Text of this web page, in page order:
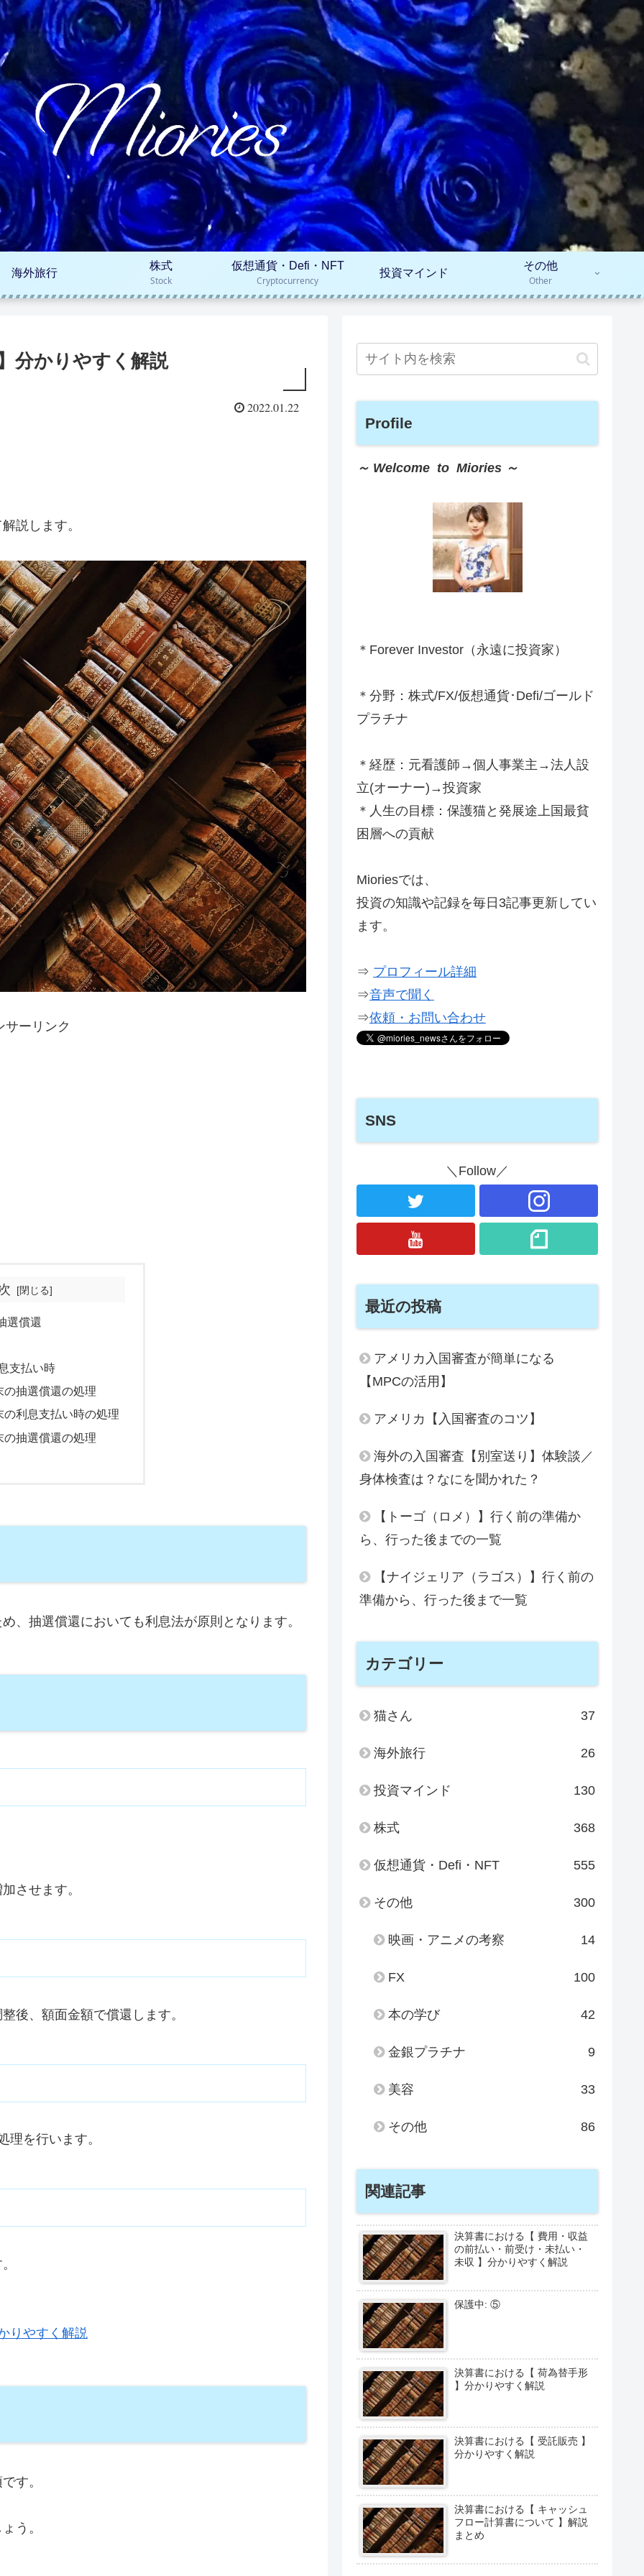
海外旅行
株式
Stock
仮想通貨・Defi・NFT
Cryptocurrency
投資マインド
その他
Other
分かりやすく解説
2022.01.22
説します。
サーリンク
選償還
支払い時
の抽選償還の処理
の利息支払い時の処理
の抽選償還の処理
、抽選償還においても利息法が原則となります。
させます。
後、額面金額で償還します。
理を行います。
りやすく解説
す。
う。
Profile
～ Welcome to Miories ～
＊Forever Investor （永遠に投資家）
＊分野：株式/FX/仮想通貨･Defi/ゴールド
プラチナ
＊経歴：元看護師→個人事業主→法人設
立(オーナー)→投資家
＊人生の目標：保護猫と発展途上国最貧
困層への貢献
Mioriesでは、
投資の知識や記録を毎日3記事更新してい
ます。
⇒ プロフィール詳細
⇒音声で聞く
⇒依頼・お問い合わせ
SNS
＼Follow／
最近の投稿
アメリカ入国審査が簡単になる
【MPCの活用】
アメリカ【入国審査のコツ】
海外の入国審査【別室送り】体験談／
身体検査は？なにを聞かれた？
【トーゴ（ロメ）】行く前の準備か
ら、行った後までの一覧
【ナイジェリア（ラゴス）】行く前の
準備から、行った後まで一覧
カテゴリー
猫さん 37
海外旅行 26
投資マインド 130
株式 368
仮想通貨・Defi・NFT 555
その他 300
映画・アニメの考察 14
FX 100
本の学び 42
金銀プラチナ 9
美容 33
その他 86
関連記事
決算書における【 費用・収益
の前払い・前受け・未払い・
未収 】分かりやすく解説
保護中: ⑤
決算書における【 荷為替手形
】分かりやすく解説
決算書における【 受託販売 】
分かりやすく解説
決算書における【 キャッシュ
フロー計算書について 】解説
まとめ